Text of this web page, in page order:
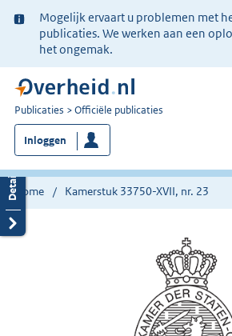
Ter
informatie:
Mogelijk ervaart u problemen met
publicaties. We werken aan een
het ongemak.
U
bent
nu
hier:
Publicaties Officiële publicaties
Inloggen
Home Kamerstuk 33750-XVII, nr. 23